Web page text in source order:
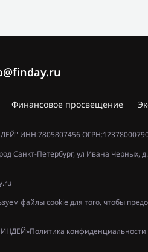
Финансовое просвещение
ИНН:7805807456
Санкт-Петербург, ул Ивана Черных,
файлы cookie для того, чтобы
Политика конфиденциальности